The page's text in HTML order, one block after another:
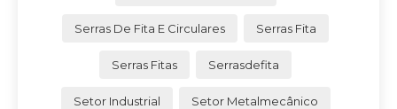
Serras De Fita E Circulares Serras Fita
Serras Fitas Serrasdefita
Setor Industrial Setor Metalmecânico